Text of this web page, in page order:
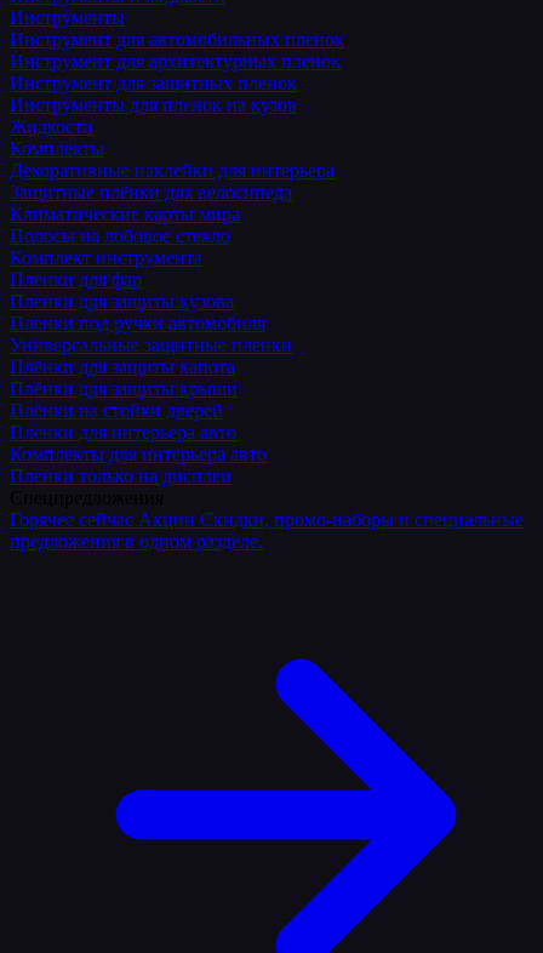
Инструменты
Инструмент для автомобильных пленок
Инструмент для архитектурных пленок
Инструмент для защитных пленок
Инструменты для пленок на кузов
Жидкости
Комплекты
Декоративные наклейки для интерьера
Защитные плёнки для велосипеда
Климатические карты мира
Полосы на лобовое стекло
Комплект инструмента
Пленки для фар
Пленки для защиты кузова
Пленки под ручки автомобиля
Универсальные защитные пленки
Плёнки для защиты капота
Плёнки для защиты крыши
Плёнки на стойки дверей
Пленки для интерьера авто
Комплекты для интерьера авто
Пленки только на дисплеи
Горячее сейчас Акции Скидки, промо-наборы и специальные
предложения в одном разделе.